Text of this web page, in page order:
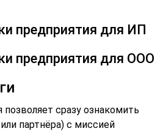
предприятия для ИП
предприятия для ООО
позволяет сразу ознакомить
партнёра) с миссией